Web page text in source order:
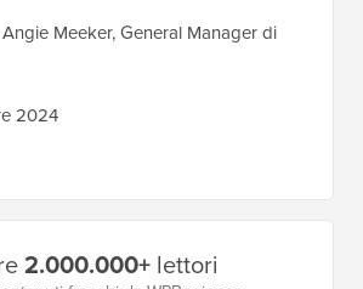
Angie Meeker, General Manager di
2024
2.000.000+lettori